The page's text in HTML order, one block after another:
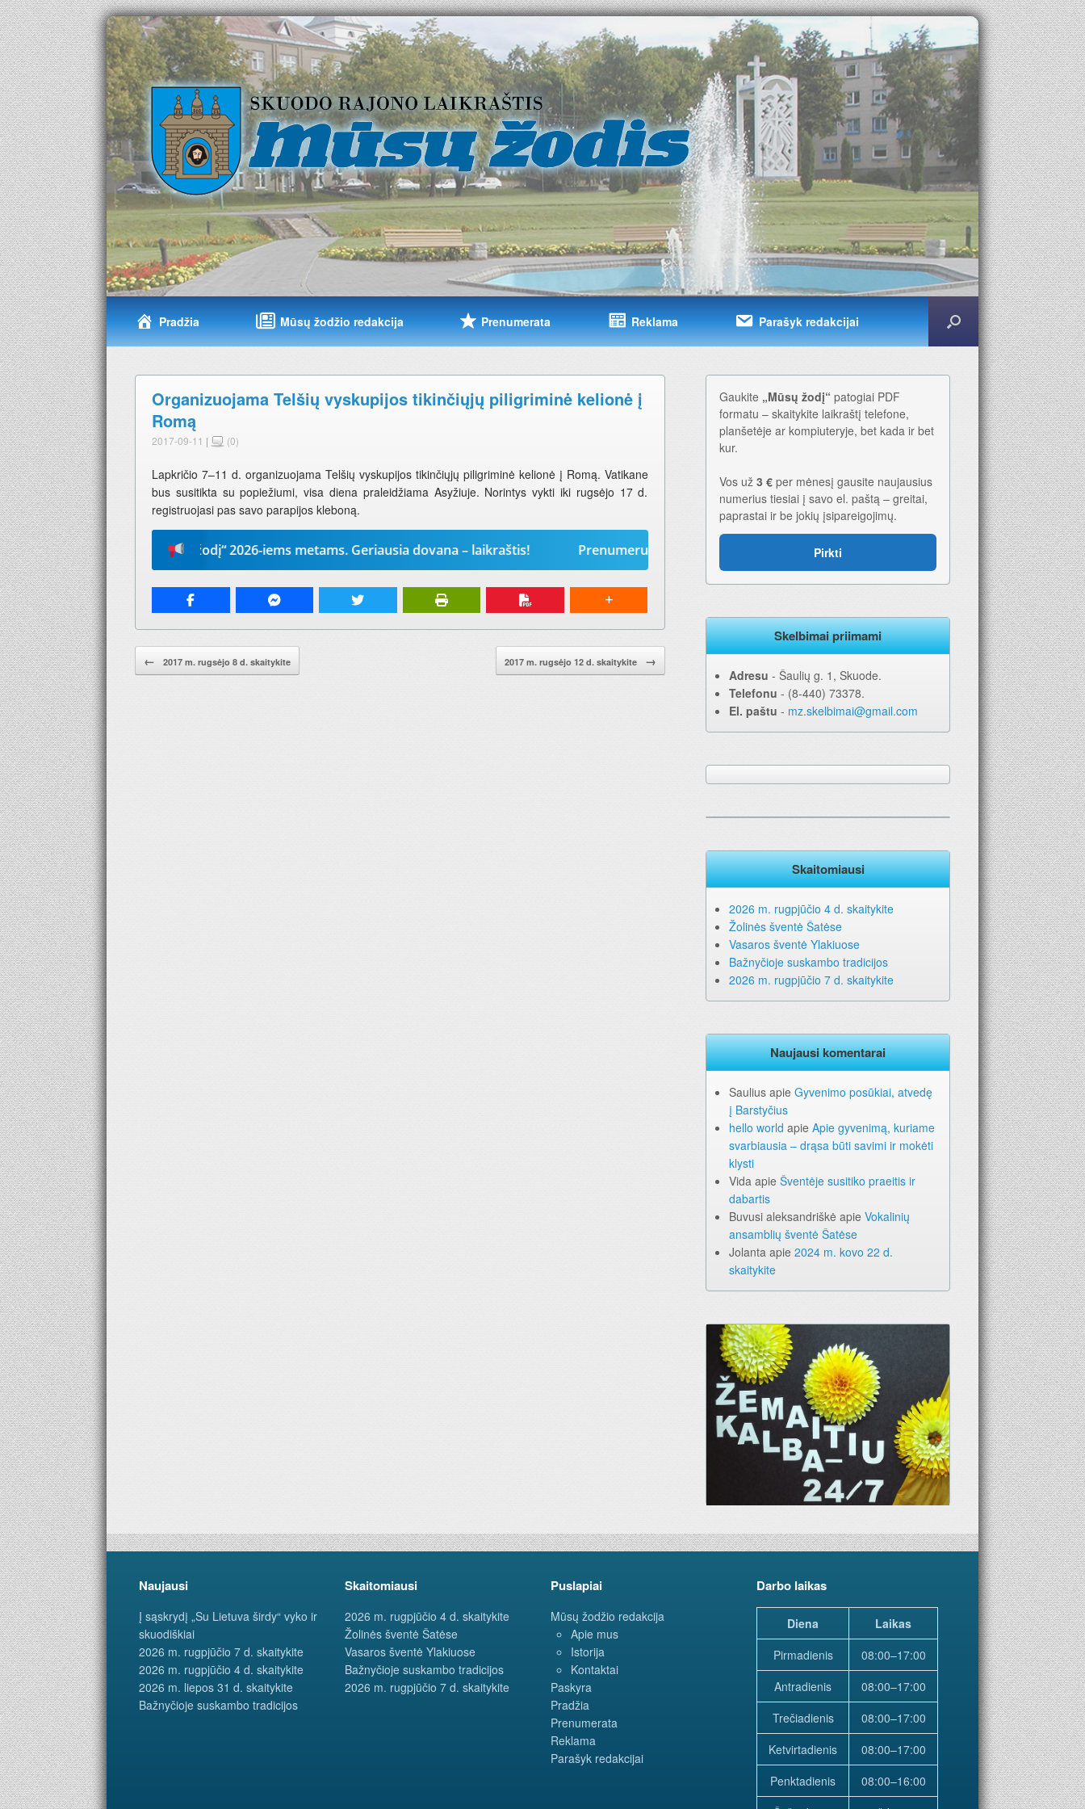
Pradžia Mūsų žodžio redakcija Prenumerata Reklama Parašyk redakcijai
Organizuojama Telšių vyskupijos tikinčiųjų piligriminė kelionė į
Romą
2017-09-11 | (0)
Lapkričio 7–11 d. organizuojama Telšių vyskupijos tikinčiųjų piligriminė kelionė į Romą. Vatikane
bus susitikta su popiežiumi, visa diena praleidžiama Asyžiuje. Norintys vykti iki rugsėjo 17 d.
registruojasi pas savo parapijos kleboną.
Prenumeruokite „Mūsų žodį“ 2026-iems metams. Geriausia dovana – laikraštis! Prenumeruokite „Mūsų žodį“ 2026-iems metams. Geriausia dovana – laikraštis!
Pranešimo navigacija.
← 2017 m. rugsėjo 8 d. skaitykite 2017 m. rugsėjo 12 d. skaitykite →
Gaukite „Mūsų žodį“ patogiai PDF
formatu – skaitykite laikraštį telefone,
planšetėje ar kompiuteryje, bet kada ir bet
kur.
Vos už 3 € per mėnesį gausite naujausius
numerius tiesiai į savo el. paštą – greitai,
paprastai ir be jokių įsipareigojimų.
Pirkti
Skelbimai priimami
Adresu ‐ Šaulių g. 1, Skuode.
Telefonu ‐ (8-440) 73378.
El. paštu ‐ mz.skelbimai@gmail.com
Skaitomiausi
2026 m. rugpjūčio 4 d. skaitykite
Žolinės šventė Šatėse
Vasaros šventė Ylakiuose
Bažnyčioje suskambo tradicijos
2026 m. rugpjūčio 7 d. skaitykite
Naujausi komentarai
Saulius apie Gyvenimo posūkiai, atvedę
į Barstyčius
hello world apie Apie gyvenimą, kuriame
svarbiausia – drąsa būti savimi ir mokėti
klysti
Vida apie Šventėje susitiko praeitis ir
dabartis
Buvusi aleksandriškė apie Vokalinių
ansamblių šventė Šatėse
Jolanta apie 2024 m. kovo 22 d.
skaitykite
Naujausi
Į sąskrydį „Su Lietuva širdy“ vyko ir
skuodiškiai
2026 m. rugpjūčio 7 d. skaitykite
2026 m. rugpjūčio 4 d. skaitykite
2026 m. liepos 31 d. skaitykite
Bažnyčioje suskambo tradicijos
Skaitomiausi
2026 m. rugpjūčio 4 d. skaitykite
Žolinės šventė Šatėse
Vasaros šventė Ylakiuose
Bažnyčioje suskambo tradicijos
2026 m. rugpjūčio 7 d. skaitykite
Puslapiai
Mūsų žodžio redakcija
Apie mus
Istorija
Kontaktai
Paskyra
Pradžia
Prenumerata
Reklama
Parašyk redakcijai
Darbo laikas
Diena
Laikas
Pirmadienis
08:00–17:00
Antradienis
08:00–17:00
Trečiadienis
08:00–17:00
Ketvirtadienis
08:00–17:00
Penktadienis
08:00–16:00